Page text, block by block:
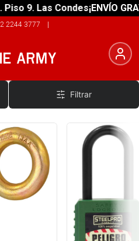
Las Condes¡ENVÍO GRATIS!
2244 3777 |
Filtrar